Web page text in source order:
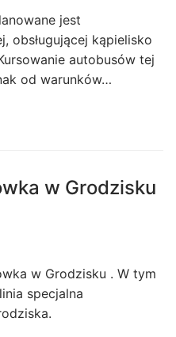
jest
obsługującej kąpielisko
autobusów tej
od warunków…
w Grodzisku
w Grodzisku . W tym
specjalna